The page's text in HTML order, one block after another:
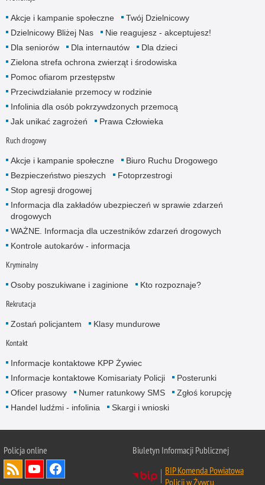
Akcje i kampanie społeczne
Twój Dzielnicowy
Dzielnicowy Bliżej Nas
Nie reagujesz - akceptujesz!
Dla seniorów
Dla internautów
Dla dzieci
Zielona strefa ochrona zwierząt i środowiska
Pomoc ofiarom przestępstw
Przeciwdziałanie przemocy w rodzinie
Infolinia dla osób pokrzywdzonych przemocą
Jak unikać zagrożeń
Prawa Człowieka
Ruch drogowy
Akcje i kampanie społeczne
Biuro Ruchu Drogowego
Bezpieczeństwo pieszych
Fotoprzestrogi
Stop agresji drogowej
Informacja dla zakładów ubezpieczeń w sprawie zdarzeń
drogowych
WAŻNE. Informacja dla uczestników zdarzeń drogowych
Kontrole autokarów - informacja
Kryminalny
Osoby poszukiwane i zaginione Kto rozpoznaje?
Rekrutacja
Zostań policjantem Klasy mundurowe
Kontakt
Informacje kontaktowe KPP Żywiec
Informacje kontaktowe Komisariaty Policji
Posterunki
Oficer prasowy
Numer ratunkowy SMS
Zgłoś korupcję
Handel ludźmi - infolinia
Skargi i wnioski
Policja online
Biuletyn Informacji Publicznej
BIP Komenda Powiatowa
Policji w Żywcu